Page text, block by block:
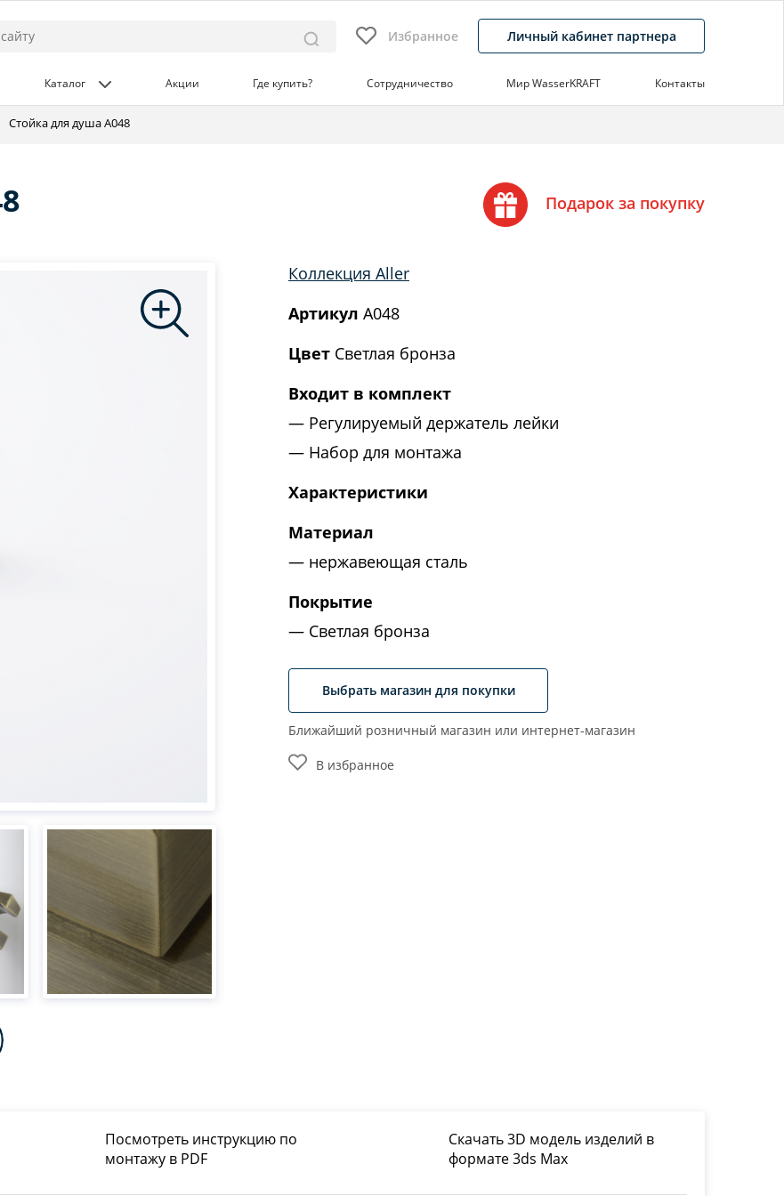
Избранное Личный кабинет партнера
Каталог Акции Где купить? Сотрудничество Мир WasserKRAFT Контакты
Стойка для душа A048
Подарок за покупку
Коллекция Aller
Артикул A048
Цвет Светлая бронза
Входит в комплект
Регулируемый держатель лейки
Набор для монтажа
Характеристики
Материал
нержавеющая сталь
Покрытие
Светлая бронза
Выбрать магазин для покупки
Ближайший розничный магазин или интернет-магазин
В избранное
Посмотреть инструкцию по
монтажу в PDF
Скачать 3D модель изделий в
формате 3ds Max